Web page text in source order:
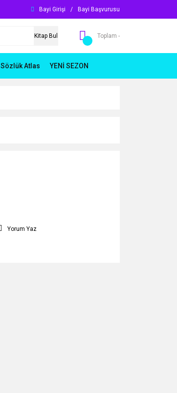
Bayi Girişi / Bayi Başvurusu
Kitap Bul Toplam -
Sözlük Atlas YENİ SEZON
Yorum Yaz